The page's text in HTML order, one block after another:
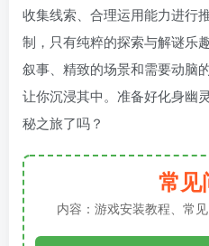
收集线索、合理运用能力进行
制，只有纯粹的探索与解谜乐
叙事、精致的场景和需要动脑
让你沉浸其中。准备好化身幽
秘之旅了吗？
常见
内容：游戏安装教程、常